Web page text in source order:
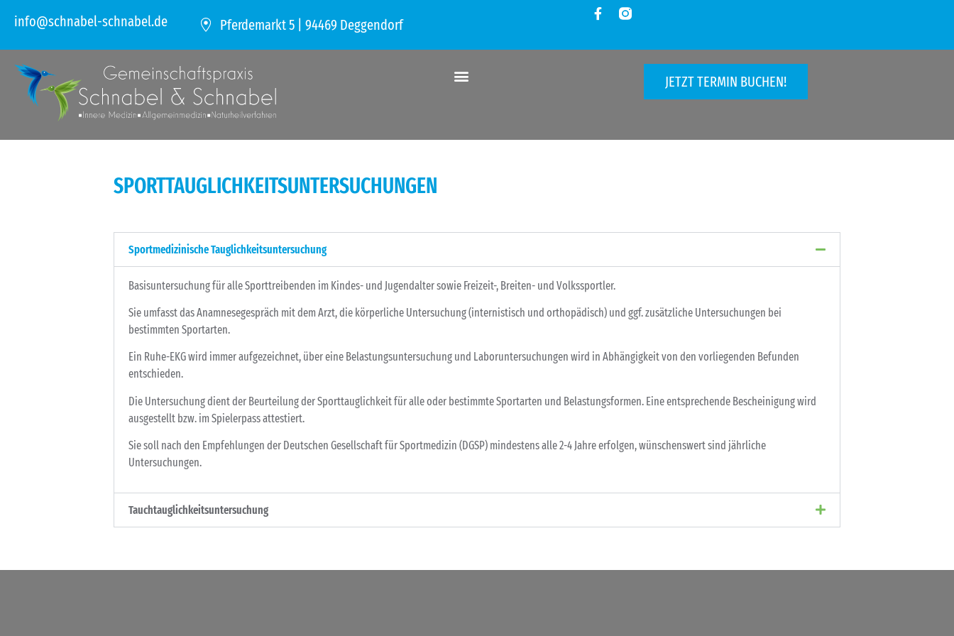
info@schnabel-schnabel.de Pferdemarkt 5 | 94469 Deggendorf
JETZT TERMIN BUCHEN!
SPORTTAUGLICHKEITSUNTERSUCHUNGEN
Sportmedizinische Tauglichkeitsuntersuchung
Basisuntersuchung für alle Sporttreibenden im Kindes- und Jugendalter sowie Freizeit-, Breiten- und Volkssportler.
Sie umfasst das Anamnesegespräch mit dem Arzt, die körperliche Untersuchung (internistisch und orthopädisch) und ggf. zusätzliche Untersuchungen bei
bestimmten Sportarten.
Ein Ruhe-EKG wird immer aufgezeichnet, über eine Belastungsuntersuchung und Laboruntersuchungen wird in Abhängigkeit von den vorliegenden Befunden
entschieden.
Die Untersuchung dient der Beurteilung der Sporttauglichkeit für alle oder bestimmte Sportarten und Belastungsformen. Eine entsprechende Bescheinigung wird
ausgestellt bzw. im Spielerpass attestiert.
Sie soll nach den Empfehlungen der Deutschen Gesellschaft für Sportmedizin (DGSP) mindestens alle 2-4 Jahre erfolgen, wünschenswert sind jährliche
Untersuchungen.
Tauchtauglichkeitsuntersuchung